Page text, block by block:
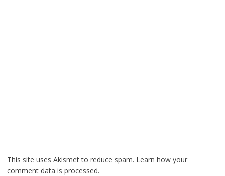
This site uses Akismet to reduce spam. Learn how your
comment data is processed.